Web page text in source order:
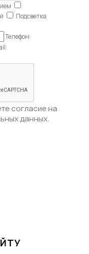
Подсветка
Телефон:
согласие на
данных.